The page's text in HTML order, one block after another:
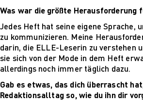
Presse
Jobs
Für
Was war die größte Herausforderung
Jedes Heft hat seine eigene Sprache,
zu kommunizieren. Meine
darin, die ELLE-Leserin zu verstehen
sie sich von der Mode in dem Heft
allerdings noch immer täglich dazu.
Gab es etwas, das dich überrascht
Redaktionsalltag so, wie du ihn dir